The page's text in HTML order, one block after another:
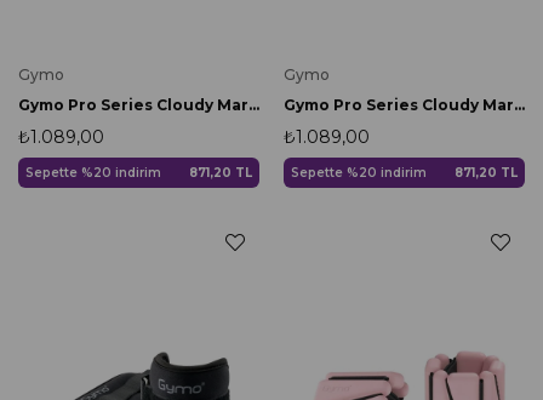
Gymo
Gymo Pro Series Cloudy Marble Foam Roller Pilates Masaj Rulosu Mavi
₺1.089,00
Sepette %20 indirim 871,20 TL
Gymo
Gymo Pro Series Cloudy Marble Foam Roller Pilates Masaj Rulosu Mor
₺1.089,00
Sepette %20 indirim 871,20 TL